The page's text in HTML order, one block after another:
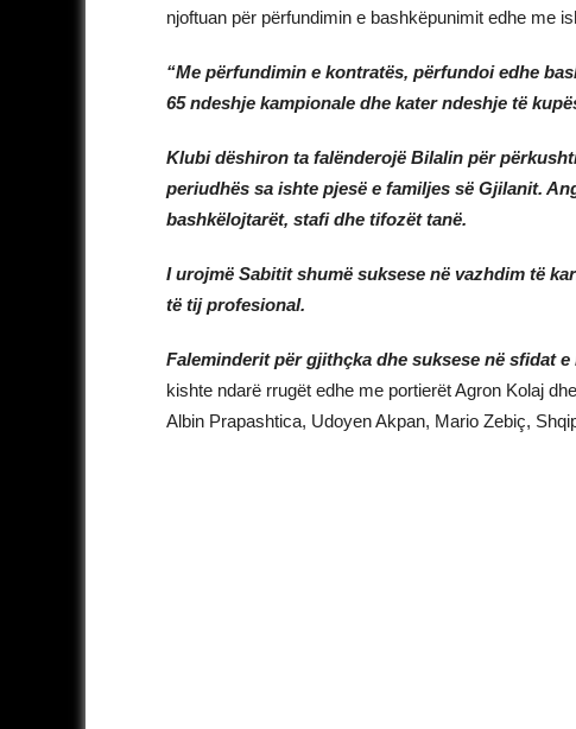
njoftuan për përfundimin e bashkëpunimit edhe me
“Me përfundimin e kontratës, përfundoi edhe
65 ndeshje kampionale dhe kater ndeshje të
Klubi dëshiron ta falënderojë Bilalin për
periudhës sa ishte pjesë e familjes së Gjilanit.
bashkëlojtarët, stafi dhe tifozët tanë.
I urojmë Sabitit shumë suksese në vazhdim të
të tij profesional.
Faleminderit për gjithçka dhe suksese në sfidat e
kishte ndarë rrugët edhe me portierët Agron Kolaj
Albin Prapashtica, Udoyen Akpan, Mario Zebiç,